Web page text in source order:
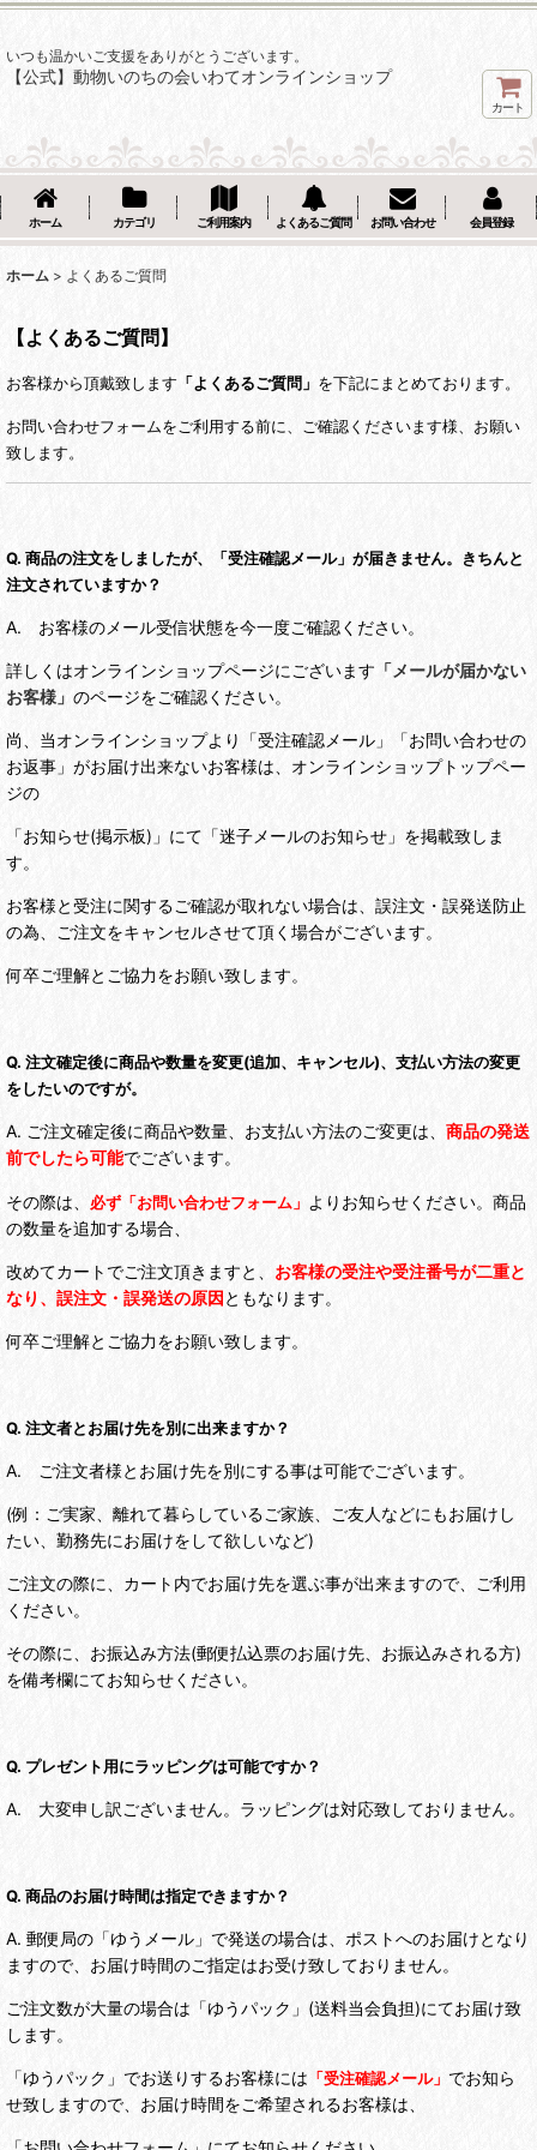
いつも温かいご支援をありがとうございます。
【公式】動物いのちの会いわてオンラインショップ
カート
ホーム カテゴリ ご利用案内 よくあるご質問 お問い合わせ 会員登録
ホーム > よくあるご質問
【よくあるご質問】
お客様から頂戴致します 「よくあるご質問」 を下記にまとめております。
お問い合わせフォームをご利用する前に、ご確認くださいます様、お願い
致します。
Q. 商品の注文をしましたが、「受注確認メール」が届きません。きちんと
注文されていますか？
A. お客様のメール受信状態を今一度ご確認ください。
詳しくはオンラインショップページにございます 「メールが届かない
お客様」 のページをご確認ください。
尚、当オンラインショップより「受注確認メール」「お問い合わせの
お返事」がお届け出来ないお客様は、オンラインショップトップペー
ジの
「お知らせ(掲示板)」にて「迷子メールのお知らせ」を掲載致しま
す。
お客様と受注に関するご確認が取れない場合は、誤注文・誤発送防止
の為、ご注文をキャンセルさせて頂く場合がございます。
何卒ご理解とご協力をお願い致します。
Q. 注文確定後に商品や数量を変更(追加、キャンセル)、支払い方法の変更
をしたいのですが。
A. ご注文確定後に商品や数量、お支払い方法のご変更は、 商品の発送
前でしたら可能でございます。
その際は、 必ず 「お問い合わせフォーム」 よりお知らせください。 商品
の数量を追加する場合、
改めてカートでご注文頂きますと、 お客様の受注や受注番号が二重と
なり、 誤注文・誤発送の原因ともなります。
何卒ご理解とご協力をお願い致します。
Q. 注文者とお届け先を別に出来ますか？
A. ご注文者様とお届け先を別にする事は可能でございます。
(例：ご実家、離れて暮らしているご家族、ご友人などにもお届けし
たい、勤務先にお届けをして欲しいなど)
ご注文の際に、カート内でお届け先を選ぶ事が出来ますので、ご利用
ください。
その際に、お振込み方法(郵便払込票のお届け先、お振込みされる方)
を備考欄にてお知らせください。
Q. プレゼント用にラッピングは可能ですか？
A. 大変申し訳ございません。ラッピングは対応致しておりません。
Q. 商品のお届け時間は指定できますか？
A. 郵便局の「ゆうメール」で発送の場合は、ポストへのお届けとなり
ますので、お届け時間のご指定はお受け致しておりません。
ご注文数が大量の場合は「ゆうパック」(送料当会負担)にてお届け致
します。
「ゆうパック」でお送りするお客様には 「受注確認メール」 でお知ら
せ致しますので、お届け時間をご希望されるお客様は、